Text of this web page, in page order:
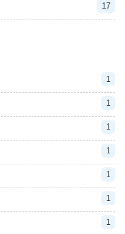
17
1
1
1
1
1
1
1